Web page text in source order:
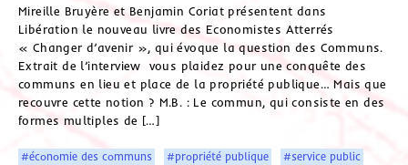
Mireille Bruyère et Benjamin Coriat présentent dans
Libération le nouveau livre des Economistes Atterrés
« Changer d’avenir », qui évoque la question des Communs.
Extrait de l’interview vous plaidez pour une conquête des
communs en lieu et place de la propriété publique… Mais que
recouvre cette notion ? M.B. : Le commun, qui consiste en des
formes multiples de […]
#économie des communs #propriété publique #service public